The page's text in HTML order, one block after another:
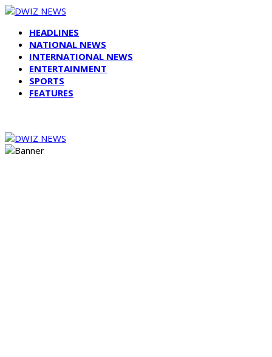
HEADLINES
NATIONAL NEWS
INTERNATIONAL NEWS
ENTERTAINMENT
SPORTS
FEATURES